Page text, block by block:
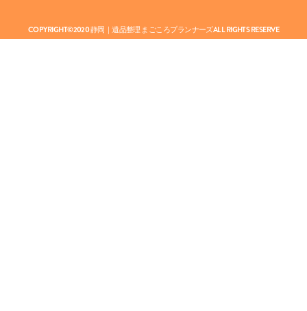
COPYRIGHT©2020静岡｜遺品整理 まごころプランナーズALL RIGHTS RESERVE